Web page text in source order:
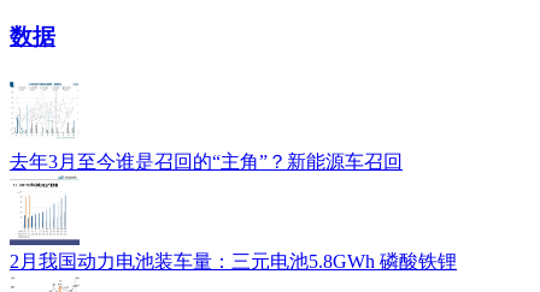
数据
去年3月至今谁是召回的“主角”？新能源车召回
2月我国动力电池装车量：三元电池5.8GWh 磷酸铁锂